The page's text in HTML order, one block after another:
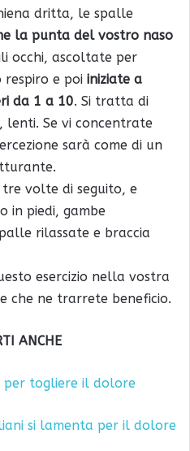
dritta, le spalle
la punta del vostro naso
occhi, ascoltate per
respiro e poi iniziate a
da 1 a 10. Si tratta di
lenti. Se vi concentrate
sarà come di un
tre volte di seguito, e
in piedi, gambe
rilassate e braccia
esercizio nella vostra
che ne trarrete beneficio.
ANCHE
per togliere il dolore
si lamenta per il dolore